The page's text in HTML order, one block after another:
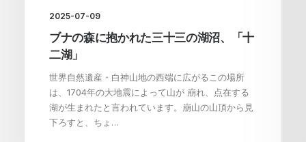
2025-07-09
ブナの森に抱かれた三十三の湖沼、「十
二湖」
世界自然遺産・白神山地の西端に広がるこの場所
は、1704年の大地震によって山が 崩れ、点在する
湖が生まれたと言われています。崩山の山頂から見
下ろすと、ちょ…